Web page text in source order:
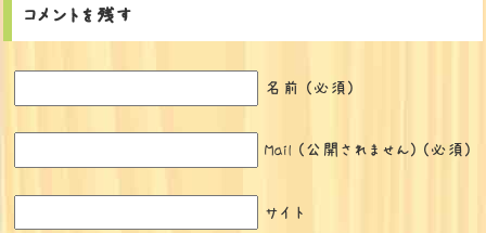
コメントを残す
名前 (必須)
Mail (公開されません) (必須)
サイト